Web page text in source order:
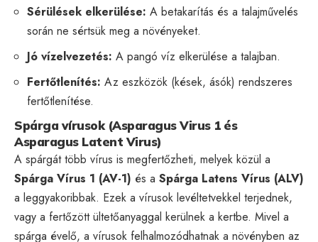
Sérülések elkerülése: A betakarítás és a talajművelés
során ne sértsük meg a növényeket.
Jó vízelvezetés: A pangó víz elkerülése a talajban.
Fertőtlenítés: Az eszközök (kések, ásók) rendszeres
fertőtlenítése.
Spárga vírusok (Asparagus Virus 1 és
Asparagus Latent Virus)
A spárgát több vírus is megfertőzheti, melyek közül a
Spárga Vírus 1 (AV-1) és a Spárga Latens Vírus (ALV)
a leggyakoribbak. Ezek a vírusok levéltetvekkel terjednek,
vagy a fertőzött ültetőanyaggal kerülnek a kertbe. Mivel a
spárga évelő, a vírusok felhalmozódhatnak a növényben az